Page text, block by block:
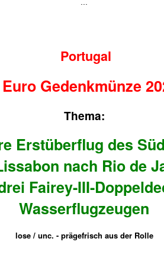
Portugal
Gedenkmünze
Thema:
Erstüberflug des
nach Rio de
Fairey-III-
Wasserflugzeugen
lose / unc. - prägefrisch aus der Rolle